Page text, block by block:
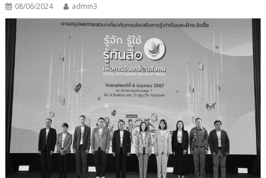
08/06/2024 admin3